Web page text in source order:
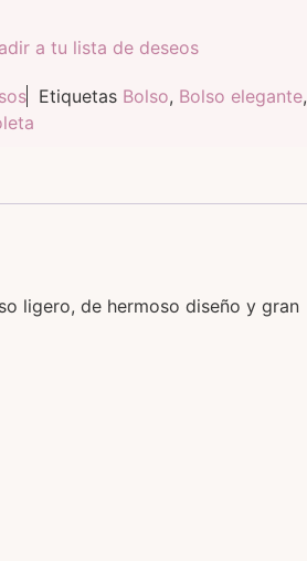
a tu lista de deseos
Etiquetas Bolso, Bolso elegante,
ligero, de hermoso diseño y gran